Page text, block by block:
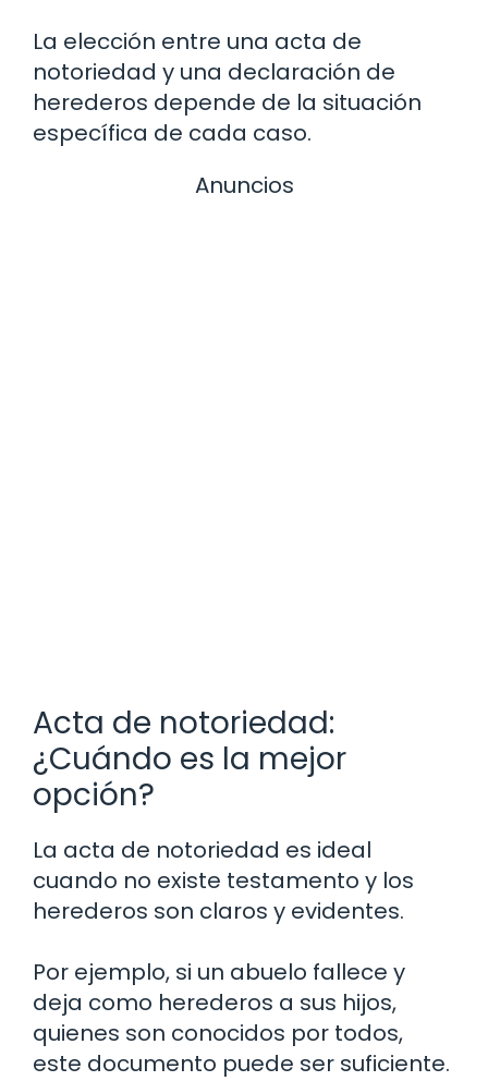
La elección entre una acta de
notoriedad y una declaración de
herederos depende de la situación
específica de cada caso.
Anuncios
Acta de notoriedad:
¿Cuándo es la mejor
opción?
La acta de notoriedad es ideal
cuando no existe testamento y los
herederos son claros y evidentes.
Por ejemplo, si un abuelo fallece y
deja como herederos a sus hijos,
quienes son conocidos por todos,
este documento puede ser suficiente.